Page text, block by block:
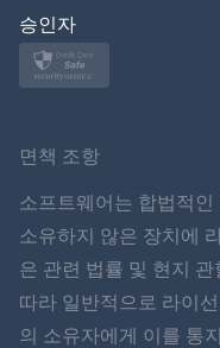
ภาษาไทย
简体中文
Dansk
승인자
면책 조항
소프트웨어는 합법적
소유하지 않은 장치에
은 관련 법률 및 현지
따라 일반적으로 라이
의 소유자에게 이를 통